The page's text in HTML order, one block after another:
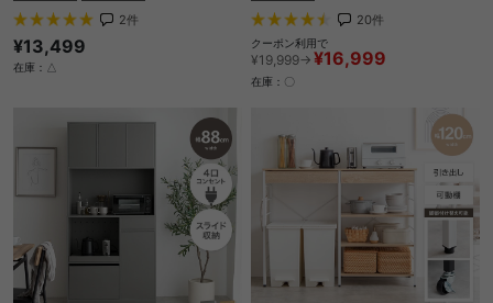
2件
¥13,499
在庫：△
20件
クーポン利用で
¥19,999→ ¥16,999
在庫：〇